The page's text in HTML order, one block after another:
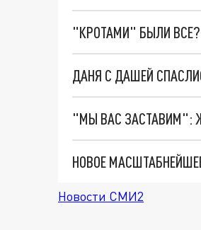
"КРОТАМИ" БЫЛИ
ДАНЯ С ДАШЕЙ
Новости СМИ2